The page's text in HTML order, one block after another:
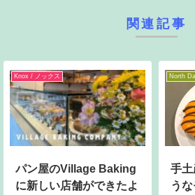
関連記事
Knox / ノックス
パン屋のVillage Baking
に新しい店舗ができたよ
North
手
う